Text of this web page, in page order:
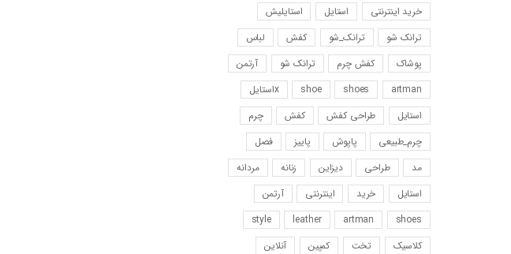
خرید اینترنتی
استایل
استایلیش
ترانک شو
ترانک_شو کفش
لباس
پوشاک
کفش چرم ترانک شو
آرتمن
artman
shoes
shoe
xاستایل
استایل
طراحی کفش کفش
چرم
چرم_طبیعی
پاپوش پاییز
فصل
مد
طراحی دیزاین زنانه
مردانه
استایل
خرید اینترنتی
آرتمن
shoes
artman
leather
style
کلاسیک
تخت کمپین
آنلاین